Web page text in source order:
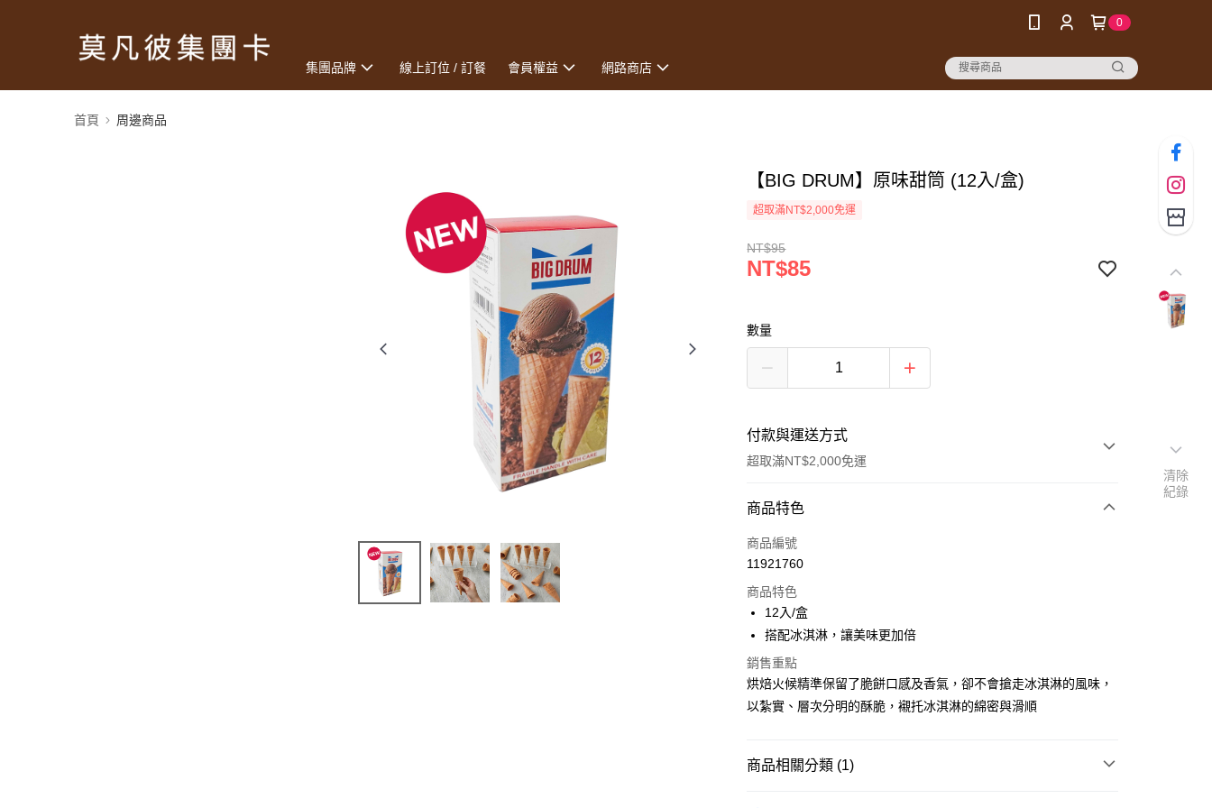
0
集團品牌 線上訂位 / 訂餐 會員權益 網路商店
首頁 周邊商品
【BIG DRUM】原味甜筒 (12入/盒)
超取滿NT$2,000免運
NT$95
NT$85
數量
付款與運送方式
超取滿NT$2,000免運
付款方式
信用卡一次付款
ATM付款
運送方式
冷凍7-11取貨(快速到店)
冷凍宅配
商品特色
商品編號
11921760
商品特色
12入/盒
搭配冰淇淋，讓美味更加倍
銷售重點
烘焙火候精準保留了脆餅口感及香氣，卻不會搶走冰淇淋的風味，
以紮實、層次分明的酥脆，襯托冰淇淋的綿密與滑順
商品相關分類 (1)
清除
紀錄